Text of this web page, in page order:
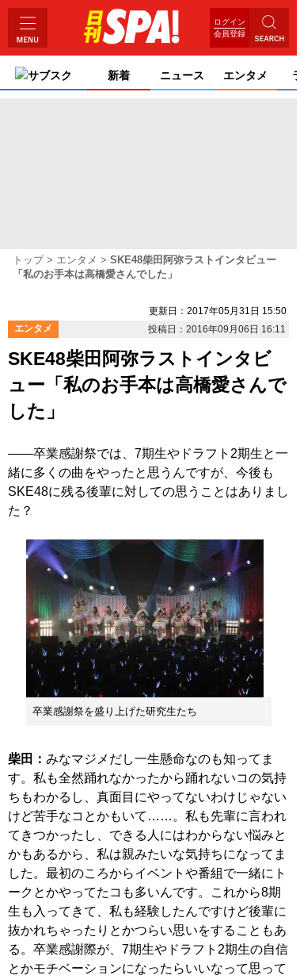
ログイン
会員登録
サブスク 新着 ニュース エンタメ
トップ エンタメ
SKE48柴田阿弥ラストインタビュー
「私のお手本は高橋愛さんでした」
更新日：2017年05月31日 15:50
エンタメ
投稿日：2016年09月06日 16:11
SKE48柴田阿弥ラストインタビ
ュー「私のお手本は高橋愛さんで
した」
――卒業感謝祭では、7期生やドラフト2期生と一
緒に多くの曲をやったと思うんですが、今後も
SKE48に残る後輩に対しての思うことはありまし
た？
卒業感謝祭を盛り上げた研究生たち
柴田： みなマジメだし一生懸命なのも知ってま
す。私も全然踊れなかったから踊れないコの気持
ちもわかるし、真面目にやってないわけじゃない
けど苦手なコとかもいて……。私も先輩に言われ
てきつかったし、できる人にはわからない悩みと
かもあるから、私は親みたいな気持ちになってま
した。最初のころからイベントや番組で一緒にト
ークとかやってたコも多いんです。これから8期
生も入ってきて、私も経験したんですけど後輩に
抜かれちゃったりとかつらい思いをすることもあ
る。卒業感謝際が、7期生やドラフト2期生の自信
とかモチベーションになったらいいなって思って